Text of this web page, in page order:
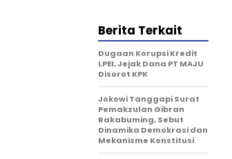
Berita Terkait
Dugaan Korupsi Kredit
LPEI, Jejak Dana PT MAJU
Disorot KPK
Jokowi Tanggapi Surat
Pemakzulan Gibran
Rakabuming, Sebut
Dinamika Demokrasi dan
Mekanisme Konstitusi